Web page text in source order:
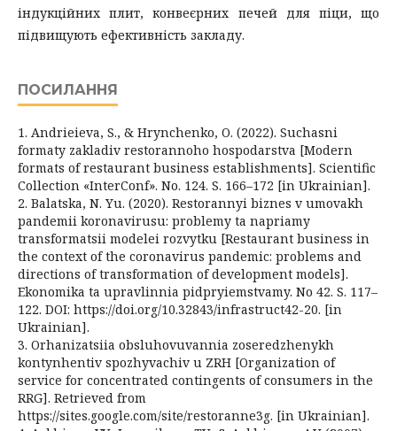
індукційних плит, конвеєрних печей для піци, що
підвищують ефективність закладу.
ПОСИЛАННЯ
1. Andrieieva, S., & Hrynchenko, O. (2022). Suchasni
formaty zakladiv restorannoho hospodarstva [Modern
formats of restaurant business establishments]. Scientific
Collection «InterConf». No. 124. S. 166–172 [in Ukrainian].
2. Balatska, N. Yu. (2020). Restorannyi biznes v umovakh
pandemii koronavirusu: problemy ta napriamy
transformatsii modelei rozvytku [Restaurant business in
the context of the coronavirus pandemic: problems and
directions of transformation of development models].
Ekonomika ta upravlinnia pidpryiemstvamy. No 42. S. 117–
122. DOI: https://doi.org/10.32843/infrastruct42-20. [in
Ukrainian].
3. Orhanizatsiia obsluhovuvannia zoseredzhenykh
kontynhentiv spozhyvachiv u ZRH [Organization of
service for concentrated contingents of consumers in the
RRG]. Retrieved from
https://sites.google.com/site/restoranne3g. [in Ukrainian].